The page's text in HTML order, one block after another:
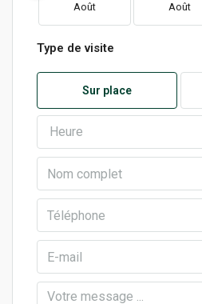
Août Août
Type de visite
Sur place
Heure